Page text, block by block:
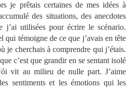
je prêtais certaines de mes idées à
des situations, des anecdotes
j’ai utilisées pour écrire le scénario.
qui témoigne de ce que j’avais en tête
je cherchais à comprendre qui j’étais.
c’est que grandir en se sentant isolé
vit au milieu de nulle part. J’aime
sentiments et les émotions qui les